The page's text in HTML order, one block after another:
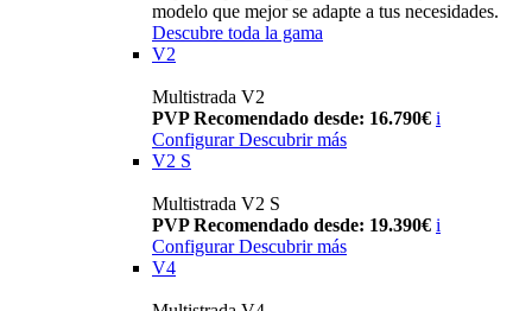
modelo que mejor se adapte a tus necesidades.
Descubre toda la gama
V2
Multistrada V2
PVP Recomendado desde: 16.790€ i
Configurar Descubrir más
V2 S
Multistrada V2 S
PVP Recomendado desde: 19.390€ i
Configurar Descubrir más
V4